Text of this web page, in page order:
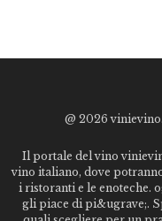
@ 2026
Il portale del vino
vino italiano, dove
i ristoranti e le enoteche.
gli piace di pi&ugrave;.